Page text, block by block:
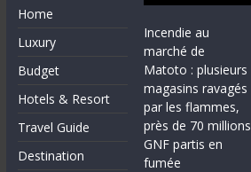
Home
Luxury
Budget
Hotels & Resort
Travel Guide
Destination
Incendie au
marché de
Matoto : plusieurs
magasins ravagés
par les flammes,
près de 70 millions
GNF partis en
fumée